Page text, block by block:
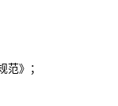
》；